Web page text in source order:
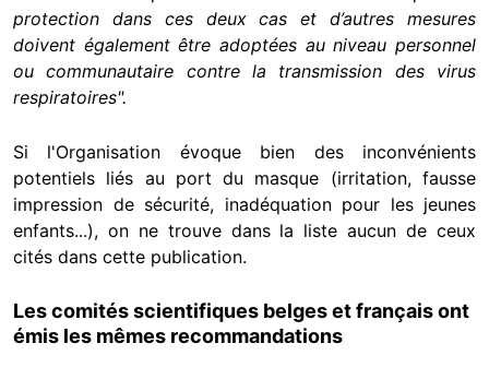
protection dans ces deux cas et d’autres mesures
doivent également être adoptées au niveau personnel
ou communautaire contre la transmission des virus
respiratoires".
Si l'Organisation évoque bien des inconvénients
potentiels liés au port du masque (irritation, fausse
impression de sécurité, inadéquation pour les jeunes
enfants...), on ne trouve dans la liste aucun de ceux
cités dans cette publication.
Les comités scientifiques belges et français ont
émis les mêmes recommandations